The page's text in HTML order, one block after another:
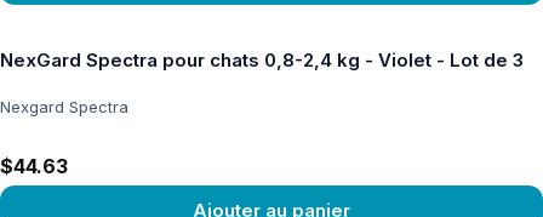
NexGard Spectra pour chats 0,8-2,4 kg - Violet - Lot de 3
Nexgard Spectra
$44.63
Ajouter au panier